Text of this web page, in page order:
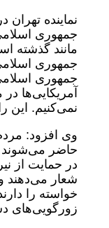
نماینده
جمهوری
مانند گذشته
جمهوری
جمهوری
آمریکایی‌ها
نمی‌کنیم. این
وی افزود:
حاضر می‌شوند
در حمایت از
شعار می‌دهند
خواسته را
زورگویی‌های